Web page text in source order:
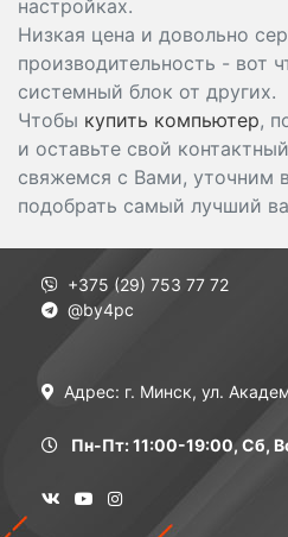
настройках.
Низкая цена и довольно
производительность - вот
системный блок от других.
Чтобы купить компьютер,
и оставьте свой
свяжемся с Вами, уточним
подобрать самый лучший
+375 (29) 753 77 72
@by4pc
Адрес: г. Минск, ул.
Пн-Пт: 11:00-19:00, Сб,